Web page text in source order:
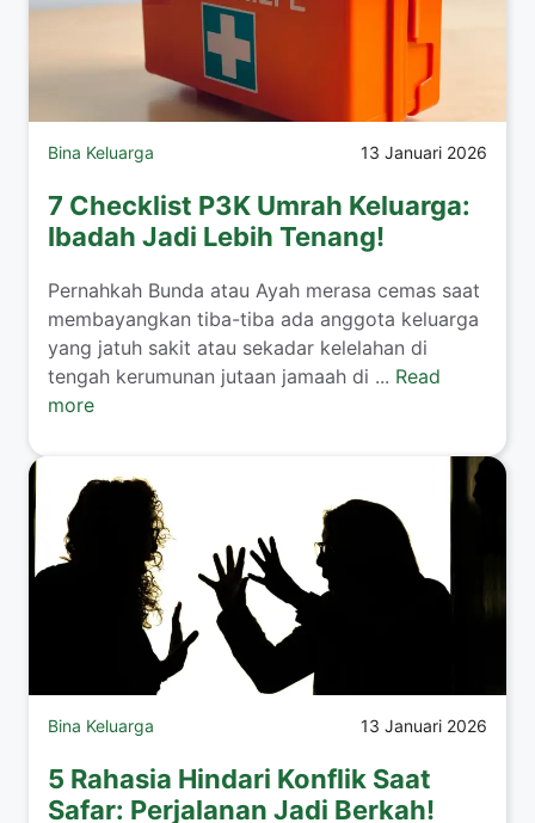
Bina Keluarga 13 Januari 2026
7 Checklist P3K Umrah Keluarga:
Ibadah Jadi Lebih Tenang!
​Pernahkah Bunda atau Ayah merasa cemas saat
membayangkan tiba-tiba ada anggota keluarga
yang jatuh sakit atau sekadar kelelahan di
tengah kerumunan jutaan jamaah di ... Read
more
Bina Keluarga 13 Januari 2026
5 Rahasia Hindari Konflik Saat
Safar: Perjalanan Jadi Berkah!